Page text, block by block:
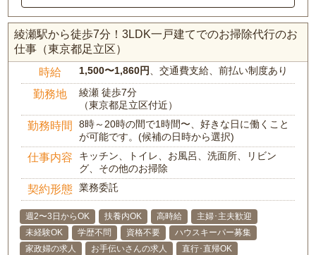
綾瀬駅から徒歩7分！3LDK一戸建てでのお掃除代行のお
仕事（東京都足立区）
時給 1,500〜1,860円、交通費支給、前払い制度あり
勤務地
綾瀬 徒歩7分
（東京都足立区付近）
勤務時間
8時～20時の間で1時間〜、好きな日に働くこと
が可能です。(候補の日時から選択)
仕事内容
キッチン、トイレ、お風呂、洗面所、リビン
グ、その他のお掃除
契約形態 業務委託
週2〜3日からOK 扶養内OK 高時給
主婦･主夫歓迎
未経験OK
学歴不問 資格不要
ハウスキーパー募集
家政婦の求人
お手伝いさんの求人 直行･直帰OK